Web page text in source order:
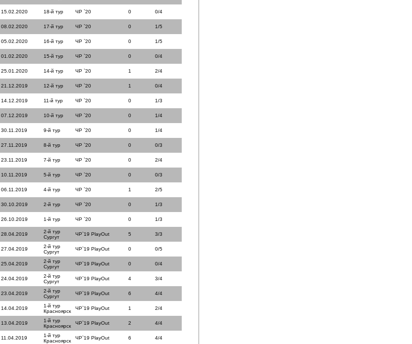
15.02.2020 18-й тур ЧР `20 0 0/4
08.02.2020 17-й тур ЧР `20 0 1/5
05.02.2020 16-й тур ЧР `20 0 1/5
01.02.2020 15-й тур ЧР `20 0 0/4
25.01.2020 14-й тур ЧР `20 1 2/4
21.12.2019 12-й тур ЧР `20 1 0/4
14.12.2019 11-й тур ЧР `20 0 1/3
07.12.2019 10-й тур ЧР `20 0 1/4
30.11.2019 9-й тур ЧР `20 0 1/4
27.11.2019 8-й тур ЧР `20 0 0/3
23.11.2019 7-й тур ЧР `20 0 2/4
10.11.2019 5-й тур ЧР `20 0 0/3
06.11.2019 4-й тур ЧР `20 1 2/5
30.10.2019 2-й тур ЧР `20 0 1/3
26.10.2019 1-й тур ЧР `20 0 1/3
28.04.2019
2-й тур
Сургут
ЧР`19 PlayOut 5 3/3
27.04.2019
2-й тур
Сургут
ЧР`19 PlayOut 0 0/5
25.04.2019
2-й тур
Сургут
ЧР`19 PlayOut 0 0/4
24.04.2019
2-й тур
Сургут
ЧР`19 PlayOut 4 3/4
23.04.2019
2-й тур
Сургут
ЧР`19 PlayOut 6 4/4
14.04.2019
1-й тур
Красноярск
ЧР`19 PlayOut 1 2/4
13.04.2019
1-й тур
Красноярск
ЧР`19 PlayOut 2 4/4
11.04.2019
1-й тур
Красноярск
ЧР`19 PlayOut 6 4/4